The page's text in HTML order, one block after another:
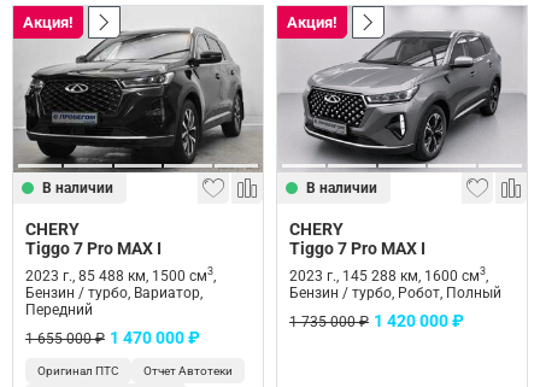
Акция!
В наличии
CHERY
Tiggo 7 Pro MAX I
2023 г., 85 488 км, 1500 см3,
Бензин / турбо, Вариатор,
Передний
1 655 000 ₽ 1 470 000 ₽
Оригинал ПТС
Отчет Автотеки
Акция!
В наличии
CHERY
Tiggo 7 Pro MAX I
2023 г., 145 288 км, 1600 см3,
Бензин / турбо, Робот, Полный
1 735 000 ₽ 1 420 000 ₽